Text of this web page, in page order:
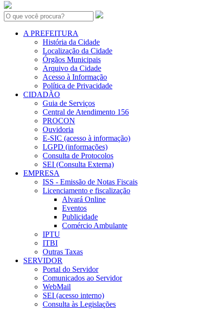
Search:
A PREFEITURA
História da Cidade
Localização da Cidade
Órgãos Municipais
Arquivo da Cidade
Acesso à Informação
Política de Privacidade
CIDADÃO
Guia de Serviços
Central de Atendimento 156
PROCON
Ouvidoria
E-SIC (acesso à informação)
LGPD (informações)
Consulta de Protocolos
SEI (Consulta Externa)
EMPRESA
ISS - Emissão de Notas Fiscais
Licenciamento e fiscalização
Alvará Online
Eventos
Publicidade
Comércio Ambulante
IPTU
ITBI
Outras Taxas
SERVIDOR
Portal do Servidor
Comunicados ao Servidor
WebMail
SEI (acesso interno)
Consulta às Legislações